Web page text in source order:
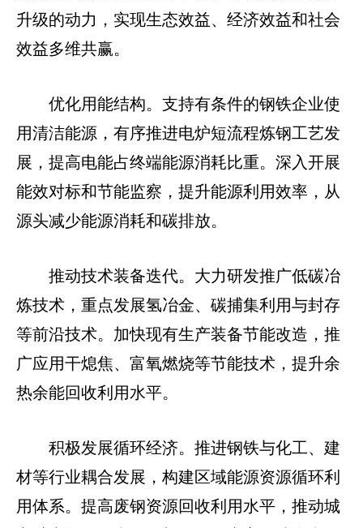
升级的动力，实现生态效益、经济效益和社会
效益多维共赢。
优化用能结构。支持有条件的钢铁企业使
用清洁能源，有序推进电炉短流程炼钢工艺发
展，提高电能占终端能源消耗比重。深入开展
能效对标和节能监察，提升能源利用效率，从
源头减少能源消耗和碳排放。
推动技术装备迭代。大力研发推广低碳冶
炼技术，重点发展氢冶金、碳捕集利用与封存
等前沿技术。加快现有生产装备节能改造，推
广应用干熄焦、富氧燃烧等节能技术，提升余
热余能回收利用水平。
积极发展循环经济。推进钢铁与化工、建
材等行业耦合发展，构建区域能源资源循环利
用体系。提高废钢资源回收利用水平，推动城